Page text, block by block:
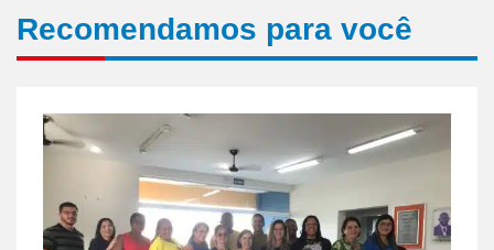
Recomendamos para você